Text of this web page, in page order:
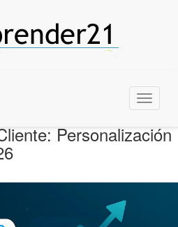
Menu
Personalización